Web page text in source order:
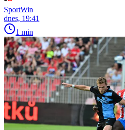
SportWin
dnes, 19:41
1 min